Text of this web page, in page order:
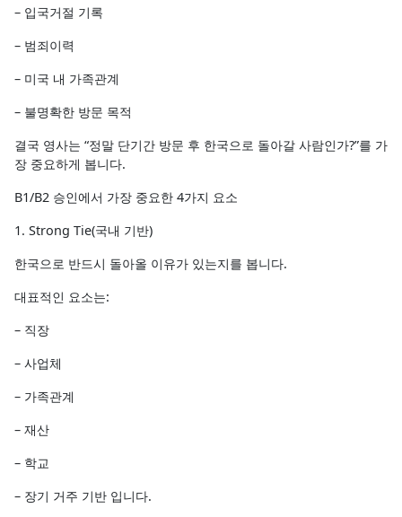
– 입국거절 기록
– 범죄이력
– 미국 내 가족관계
– 불명확한 방문 목적
결국 영사는 “정말 단기간 방문 후 한국으로 돌아갈 사람인가?”를 가
장 중요하게 봅니다.
B1/B2 승인에서 가장 중요한 4가지 요소
1. Strong Tie(국내 기반)
한국으로 반드시 돌아올 이유가 있는지를 봅니다.
대표적인 요소는:
– 직장
– 사업체
– 가족관계
– 재산
– 학교
– 장기 거주 기반 입니다.